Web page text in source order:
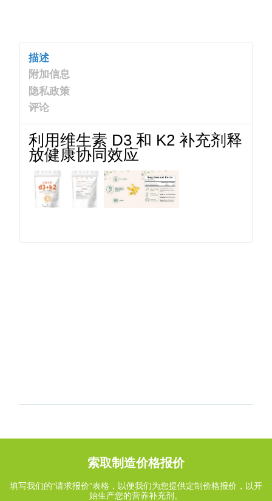
描述
附加信息
隐私政策
评论
利用维生素 D3 和 K2 补充剂释
放健康协同效应
索取制造价格报价
填写我们的“请求报价”表格，以便我们为您提供定制价格报价，以开
始生产您的营养补充剂。